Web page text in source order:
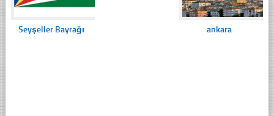
Seyşeller Bayrağı ankara